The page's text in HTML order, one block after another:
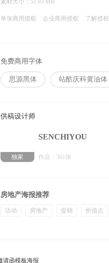
素材大小： 51.93 MB
单张商用授权 企业商用授权 了解授权
免费商用字体
思源黑体 站酷庆科黄油体
供稿设计师
独家
SENCHIYOU
作品：361张
房地产海报推荐
活动 房地产 促销 价值点